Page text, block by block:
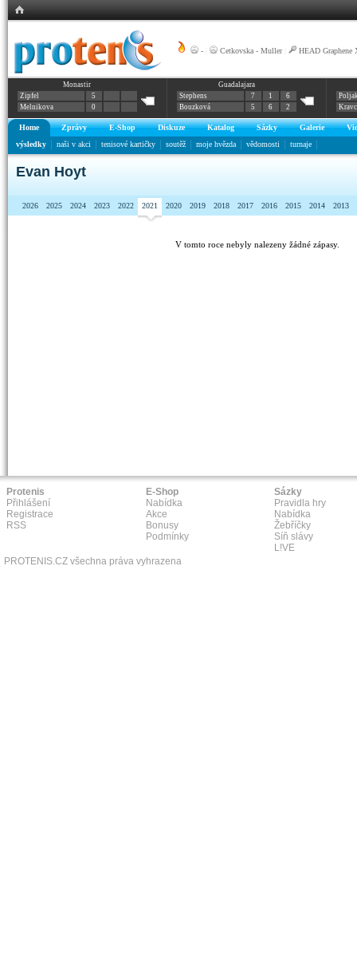
- Cetkovska - Muller| HEAD Graphene
Monastir
Zipfel
5
Melnikova
0
Guadalajara
Stephens
7 1
6
Bouzková
5 6 2
Home Zprávy E-Shop Diskuze Katalog Sázky Galerie
výsledky
naši v akci tenisové kartičky soutěž moje hvězda vědomosti turnaje
Evan Hoyt
2026 2025 2024 2023 2022 2021 2020 2019 2018 2017 2016 2015 2014 2013
V tomto roce nebyly nalezeny žádné zápasy.
Protenis
Přihlášení
Registrace
RSS
E-Shop
Nabídka
Akce
Bonusy
Podmínky
Sázky
Pravidla hry
Nabídka
Žebříčky
Síň slávy
L!VE
PROTENIS.CZ všechna práva vyhrazena